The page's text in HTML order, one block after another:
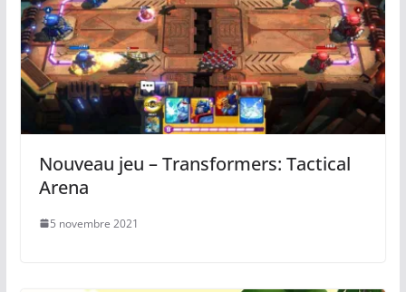
Nouveau jeu – Transformers: Tactical
Arena
5 novembre 2021